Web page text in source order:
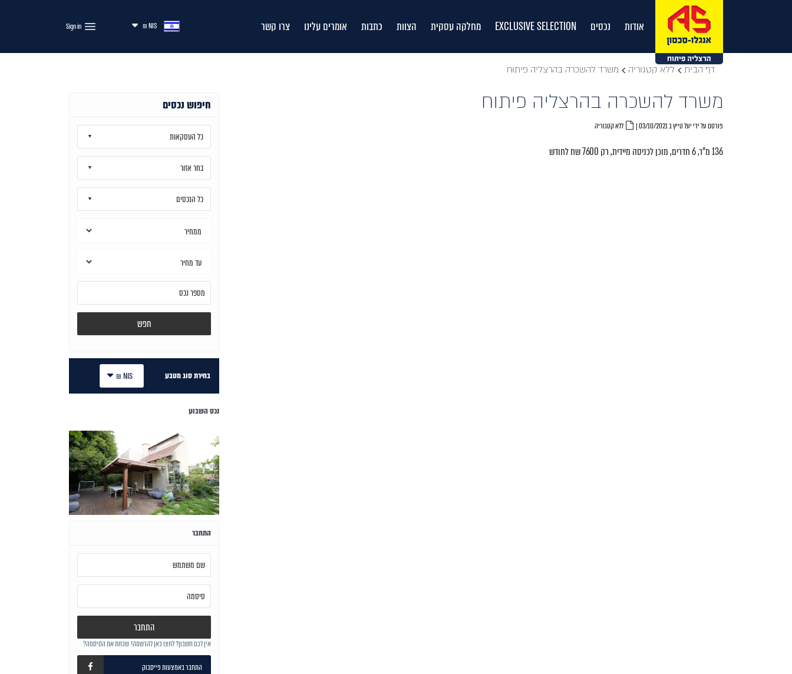
אודות נכסים EXCLUSIVE SELECTION מחלקה עסקית הצוות כתבות אומרים עלינו צרו קשר
דף הבית ללא קטגוריה משרד להשכרה בהרצליה פיתוח
משרד להשכרה בהרצליה פיתוח
פורסם על ידי יעל טייץ ב 03/10/2021 | ללא קטגוריה
136 מ"ר, 6 חדרים, מוכן לכניסה מיידית, רק 7600 שח לחודש
חיפוש נכסים
כל העסקאות
בחר אזור
כל הנכסים
חפש
בחירת סוג מטבע NIS ₪
נכס השבוע
התחבר
התחבר
אין לכם חשבון? לחצו כאן להרשמה! שכחת את הסיסמה?
התחבר באמצעות פייסבוק
NIS ₪